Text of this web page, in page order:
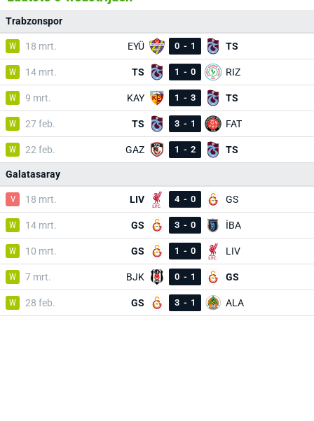
Trabzonspor
W 18 mrt. EYÜ 0 - 1 TS
W 14 mrt. TS 1 - 0 RIZ
W 9 mrt. KAY 1 - 3 TS
W 27 feb. TS 3 - 1 FAT
W 22 feb. GAZ 1 - 2 TS
Galatasaray
V 18 mrt. LIV 4 - 0 GS
W 14 mrt. GS 3 - 0 İBA
W 10 mrt. GS 1 - 0 LIV
W 7 mrt. BJK 0 - 1 GS
W 28 feb. GS 3 - 1 ALA